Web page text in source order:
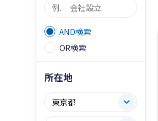
AND検索
OR検索
所在地